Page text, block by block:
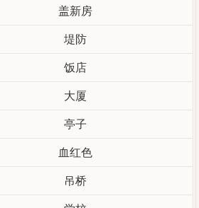
盖新房
堤防
饭店
大厦
亭子
血红色
吊桥